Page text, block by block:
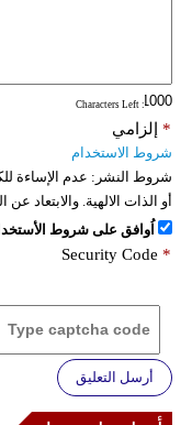
: Characters Left
إلزامي *
شروط الاستخدام
شروط النشر: عدم الإساءة
أو الذات الالهية. والابتعاد
اُوافق على شروط
Security Code *
أرسل التعليق